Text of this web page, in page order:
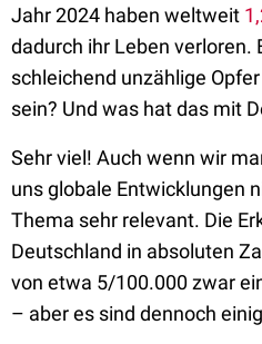
Jahr 2024 haben weltweit
dadurch ihr Leben verloren.
schleichend unzählige
sein? Und was hat das mit
Sehr viel! Auch wenn wir
uns globale Entwicklungen
Thema sehr relevant. Die
Deutschland in absoluten
von etwa 5/100.000 zwar
– aber es sind dennoch